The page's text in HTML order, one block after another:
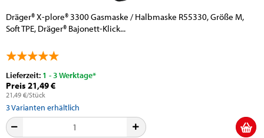
Dräger® X-plore® 3300 Gasmaske / Halbmaske R55330, Größe M,
Soft TPE, Dräger® Bajonett-Klick...
Lieferzeit: 1 - 3 Werktage*
Preis 21,49 €
21,49 €/Stück
3Varianten erhältlich